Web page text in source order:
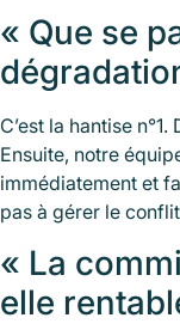
« Que se
C’est la hantise
Ensuite, notre
immédiatement et
pas à gérer le
« La
elle